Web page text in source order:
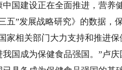
建设正在全面推进，营养
五”发展战略研究》的数据，
相关部门大力支持和推进保
国成为保健食品强国。”卢